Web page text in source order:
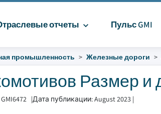
отчеты Пульс GMI
промышленность Железные дороги
Размер и
|Дата публикации: August 2023 |